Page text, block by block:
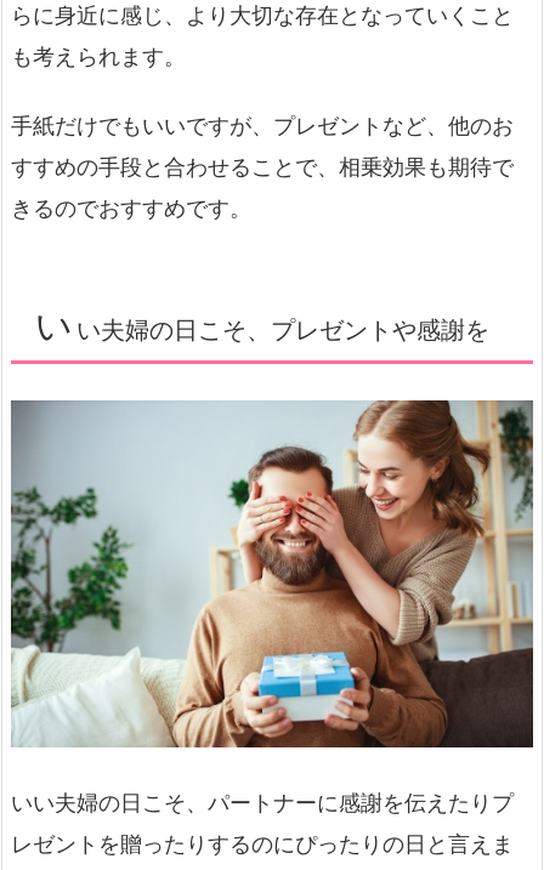
らに身近に感じ、より大切な存在となっていくこと
も考えられます。
手紙だけでもいいですが、プレゼントなど、他のお
すすめの手段と合わせることで、相乗効果も期待で
きるのでおすすめです。
い い夫婦の日こそ、プレゼントや感謝を
いい夫婦の日こそ、パートナーに感謝を伝えたりプ
レゼントを贈ったりするのにぴったりの日と言えま